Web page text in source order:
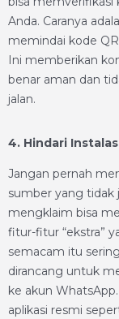
Anda. Caranya
memindai kode
Ini memberikan
benar aman dan
jalan.
4. Hindari
Jangan pernah
sumber yang tidak
mengklaim bisa
fitur-fitur “ekstra”
semacam itu
dirancang untuk
ke akun
aplikasi resmi